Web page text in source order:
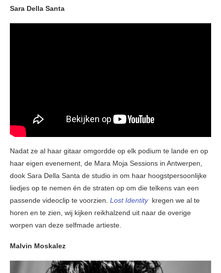
Sara Della Santa
Nadat ze al haar gitaar omgordde op elk podium te lande en op
haar eigen evenement, de Mara Moja Sessions in Antwerpen,
dook Sara Della Santa de studio in om haar hoogstpersoonlijke
liedjes op te nemen én de straten op om die telkens van een
passende videoclip te voorzien. Lost Identitykregen we al te
horen en te zien, wij kijken reikhalzend uit naar de overige
worpen van deze selfmade artieste.
Malvin Moskalez